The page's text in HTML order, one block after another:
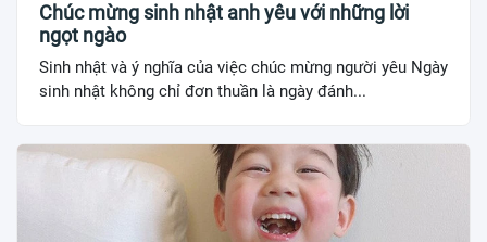
Chúc mừng sinh nhật anh yêu với những lời
ngọt ngào
Sinh nhật và ý nghĩa của việc chúc mừng người yêu Ngày
sinh nhật không chỉ đơn thuần là ngày đánh...